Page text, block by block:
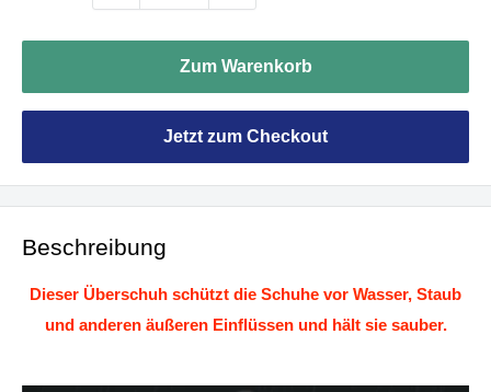
Zum Warenkorb
Jetzt zum Checkout
Beschreibung
Dieser Überschuh schützt die Schuhe vor Wasser, Staub
und anderen äußeren Einflüssen und hält sie sauber.